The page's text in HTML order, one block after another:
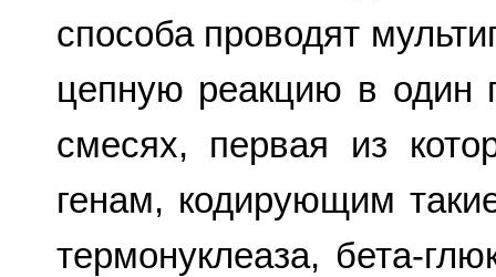
способа проводят
цепную реакцию в один
смесях, первая из
генам, кодирующим
термонуклеаза, бета-